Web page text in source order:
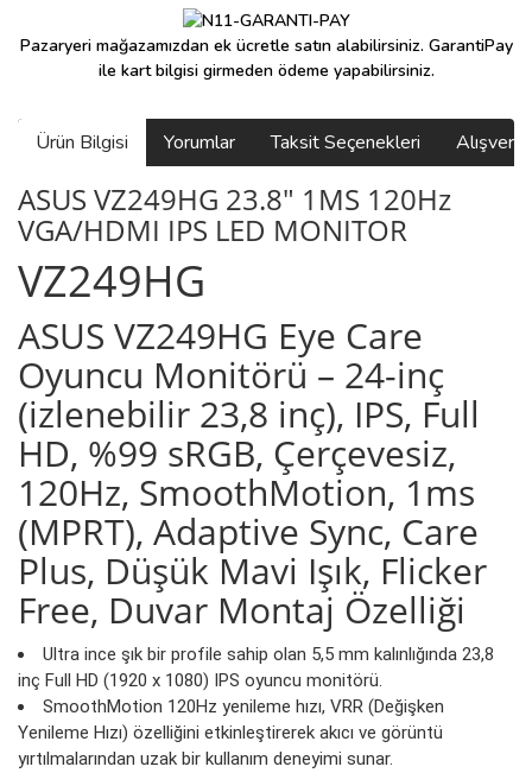
Pazaryeri mağazamızdan ek ücretle satın alabilirsiniz. GarantiPay
ile kart bilgisi girmeden ödeme yapabilirsiniz.
Ürün Bilgisi Yorumlar Taksit Seçenekleri
ASUS VZ249HG 23.8" 1MS 120Hz
VGA/HDMI IPS LED MONITOR
VZ249HG
ASUS VZ249HG Eye Care
Oyuncu Monitörü – 24-inç
(izlenebilir 23,8 inç), IPS, Full
HD, %99 sRGB, Çerçevesiz,
120Hz, SmoothMotion, 1ms
(MPRT), Adaptive Sync, Care
Plus, Düşük Mavi Işık, Flicker
Free, Duvar Montaj Özelliği
Ultra ince şık bir profile sahip olan 5,5 mm kalınlığında 23,8
inç Full HD (1920 x 1080) IPS oyuncu monitörü.
SmoothMotion 120Hz yenileme hızı, VRR (Değişken
Yenileme Hızı) özelliğini etkinleştirerek akıcı ve görüntü
yırtılmalarından uzak bir kullanım deneyimi sunar.